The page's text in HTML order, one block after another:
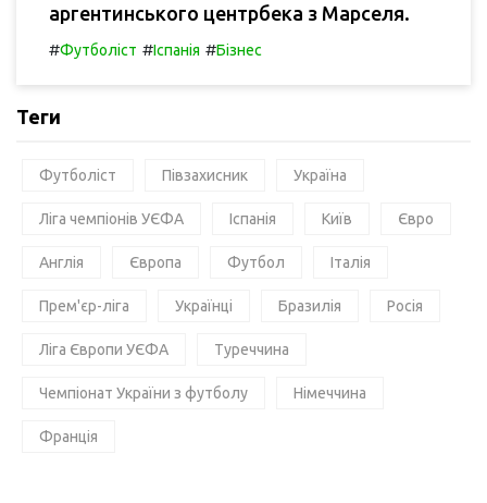
аргентинського центрбека з Марселя.
#Футболіст #Іспанія #Бізнес
Теги
Футболіст Півзахисник Україна
Ліга чемпіонів УЄФА Іспанія Київ Євро
Англія Європа Футбол Італія
Прем'єр-ліга Українці Бразилія Росія
Ліга Європи УЄФА Туреччина
Чемпіонат України з футболу Німеччина
Франція